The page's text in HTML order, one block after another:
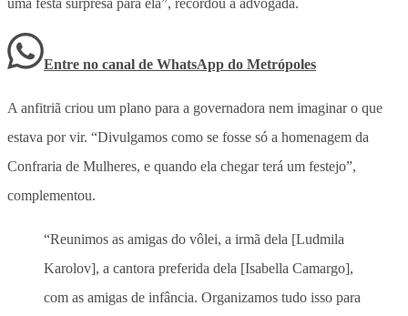
Entre no canal de WhatsApp do Metrópoles
A anfitriã criou um plano para a governadora nem imaginar o que
estava por vir. “Divulgamos como se fosse só a homenagem da
Confraria de Mulheres, e quando ela chegar terá um festejo”,
complementou.
“Reunimos as amigas do vôlei, a irmã dela [Ludmila
Karolov], a cantora preferida dela [Isabella Camargo],
com as amigas de infância. Organizamos tudo isso para